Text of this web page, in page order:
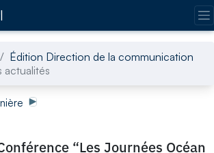
Édition Direction de la communication
actualités
“Les Journées Océan